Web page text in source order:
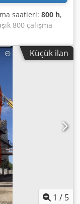
saatleri: 800 h,
800 çalışma
Dünya genelinde
Küçük ilan
1 / 5